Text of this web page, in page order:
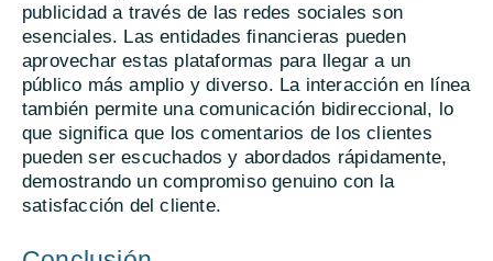
publicidad a través de las redes sociales son
esenciales. Las entidades financieras pueden
aprovechar estas plataformas para llegar a un
público más amplio y diverso. La interacción en línea
también permite una comunicación bidireccional, lo
que significa que los comentarios de los clientes
pueden ser escuchados y abordados rápidamente,
demostrando un compromiso genuino con la
satisfacción del cliente.